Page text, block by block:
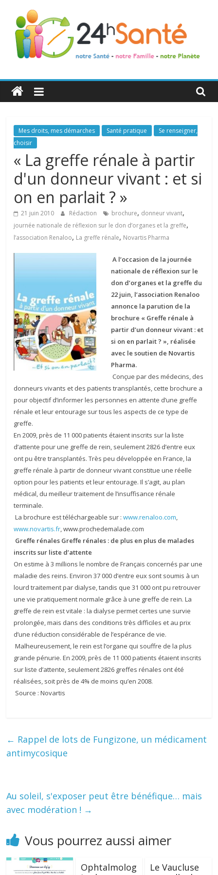
24h
Santé
La
santé
de
toute
famille
Mes droits, mes démarches Santé pratique
Se renseigner,
choisir
« La greffe rénale à partir
d'un donneur vivant : et si
on en parlait ? »
21 juin 2010 Rédaction brochure, donneur vivant,
journée nationale de réflexion sur le don d’organes et la greffe,
l’association Renaloo, La greffe rénale, Novartis Pharma
A l’occasion de la journée
nationale de réflexion sur le
don d’organes et la greffe du
22 juin, l’association Renaloo
annonce la parution de la
brochure « Greffe rénale à
partir d’un donneur vivant : et
si on en parlait ? », réalisée
avec le soutien de Novartis
Pharma.
Conçue par des médecins, des
donneurs vivants et des patients transplantés, cette brochure a
pour objectif d’informer les personnes en attente d’une greffe
rénale et leur entourage sur tous les aspects de ce type de
greffe.
En 2009, près de 11 000 patients étaient inscrits sur la liste
d’attente pour une greffe de rein, seulement 2826 d’entre eux
ont pu être transplantés. Très peu développée en France, la
greffe rénale à partir de donneur vivant constitue une réelle
option pour les patients et leur entourage. Il s’agit, au plan
médical, du meilleur traitement de l’insuffisance rénale
terminale.
La brochure est téléchargeable sur :www.renaloo.com,
www.novartis.fr, www.prochedemalade.com
Greffe rénales Greffe rénales : de plus en plus de malades
inscrits sur liste d’attente
On estime à 3 millions le nombre de Français concernés par une
maladie des reins. Environ 37 000 d’entre eux sont soumis à un
lourd traitement par dialyse, tandis que 31 000 ont pu retrouver
une vie pratiquement normale grâce à une greffe de rein. La
greffe de rein est vitale : la dialyse permet certes une survie
prolongée, mais dans des conditions très difficiles et au prix
d’une réduction considérable de l’espérance de vie.
Malheureusement, le rein est l’organe qui souffre de la plus
grande pénurie. En 2009, près de 11 000 patients étaient inscrits
sur liste d’attente, seulement 2826 greffes rénales ont été
réalisées, soit près de 4% de moins qu’en 2008.
Source : Novartis
← Rappel de lots de Fungizone, un médicament
antimycosique
Au soleil, s'exposer peut être bénéfique… mais
avec modération ! →
Vous pourrez aussi aimer
Ophtalmolog
Le Vaucluse